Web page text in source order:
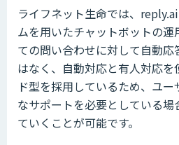
ライフネット生命では、
ムを用いたチャットボットの運
ての問い合わせに対して自動
はなく、自動対応と有人対応
ド型を採用しているため、ユ
なサポートを必要としている
ていくことが可能です。